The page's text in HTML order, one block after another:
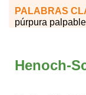
PALABRAS
púrpura
Henoch-